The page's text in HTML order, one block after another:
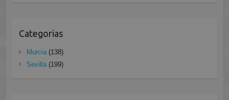
Categorias
Murcia(138)
Sevilla(199)